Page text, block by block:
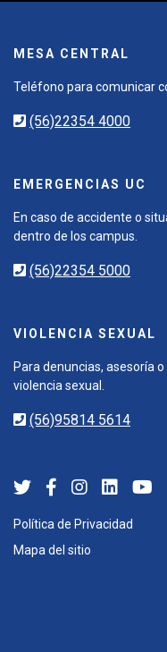
MESA CENTRAL
Teléfono para comunicar
(56)22354 4000
EMERGENCIAS UC
En caso de accidente o
dentro de los campus.
(56)22354 5000
VIOLENCIA SEXUAL
Para denuncias, asesoría
violencia sexual.
(56)95814 5614
Política de Privacidad
Mapa del sitio